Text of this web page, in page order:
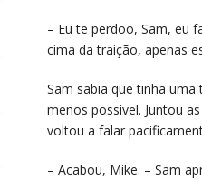
– Eu te perdoo, Sam, eu
cima da traição, apenas
Sam sabia que tinha
menos possível. Juntou
voltou a falar
– Acabou, Mike. – Sam